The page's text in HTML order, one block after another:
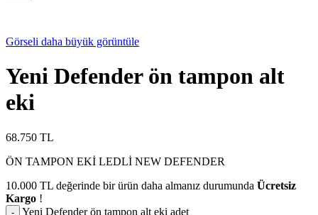
Görseli daha büyük görüntüle
Yeni Defender ön tampon alt
eki
68.750 TL
ÖN TAMPON EKİ LEDLİ NEW DEFENDER
10.000 TL değerinde bir ürün daha almanız durumunda Ücretsiz
Kargo !
Yeni Defender ön tampon alt eki adet